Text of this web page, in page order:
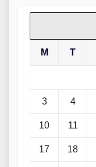
M T
3 4
10 11
17 18